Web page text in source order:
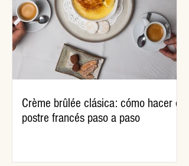
Crème brûlée clásica: cómo hacer el
postre francés paso a paso